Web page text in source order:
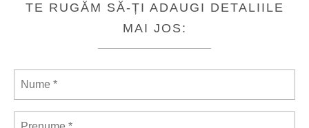
TE RUGĂM SĂ-ȚI ADAUGI DETALIILE
MAI JOS: